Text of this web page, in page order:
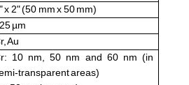
x 2" (50 mm x 50 mm)
µm
Au
10 nm, 50 nm and 60 nm (in
transparent areas)